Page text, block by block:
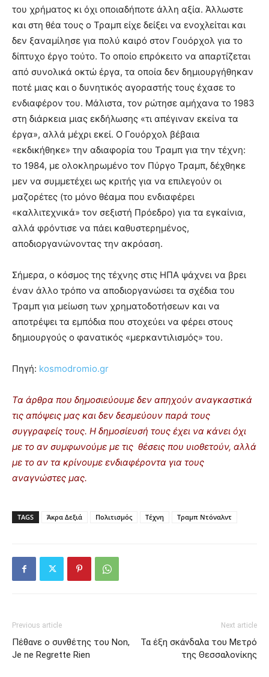
του χρήματος κι όχι οποιαδήποτε άλλη αξία. Άλλωστε
και στη θέα τους ο Τραμπ είχε δείξει να ενοχλείται και
δεν ξαναμίλησε για πολύ καιρό στον Γουόρχολ για το
δίπτυχο έργο τούτο. Το οποίο επρόκειτο να απαρτίζεται
από συνολικά οκτώ έργα, τα οποία δεν δημιουργήθηκαν
ποτέ μιας και ο δυνητικός αγοραστής τους έχασε το
ενδιαφέρον του. Μάλιστα, τον ρώτησε αμήχανα το 1983
στη διάρκεια μιας εκδήλωσης «τι απέγιναν εκείνα τα
έργα», αλλά μέχρι εκεί. Ο Γουόρχολ βέβαια
«εκδικήθηκε» την αδιαφορία του Τραμπ για την τέχνη:
το 1984, με ολοκληρωμένο τον Πύργο Τραμπ, δέχθηκε
μεν να συμμετέχει ως κριτής για να επιλεγούν οι
μαζορέτες (το μόνο θέαμα που ενδιαφέρει
«καλλιτεχνικά» τον σεξιστή Πρόεδρο) για τα εγκαίνια,
αλλά φρόντισε να πάει καθυστερημένος,
αποδιοργανώνοντας την ακρόαση.
Σήμερα, ο κόσμος της τέχνης στις ΗΠΑ ψάχνει να βρει
έναν άλλο τρόπο να αποδιοργανώσει τα σχέδια του
Τραμπ για μείωση των χρηματοδοτήσεων και να
αποτρέψει τα εμπόδια που στοχεύει να φέρει στους
δημιουργούς ο φανατικός «μερκαντιλισμός» του.
Πηγή: kosmodromio.gr
Τα άρθρα που δημοσιεύουμε δεν απηχούν αναγκαστικά
τις απόψεις μας και δεν δεσμεύουν παρά τους
συγγραφείς τους. Η δημοσίευσή τους έχει να κάνει όχι
με το αν συμφωνούμε με τις θέσεις που υιοθετούν, αλλά
με το αν τα κρίνουμε ενδιαφέροντα για τους
αναγνώστες μας.
TAGS Άκρα Δεξιά Πολιτισμός Τέχνη Τραμπ Ντόναλντ
Previous article
Πέθανε ο συνθέτης του Non,
Je ne Regrette Rien
Next article
Τα έξη σκάνδαλα του Μετρό
της Θεσσαλονίκης